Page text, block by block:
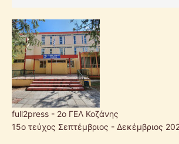
full2press - 2o ΓΕΛ Κοζάνης
15ο τεύχος Σεπτέμβριος - Δεκέμβριος